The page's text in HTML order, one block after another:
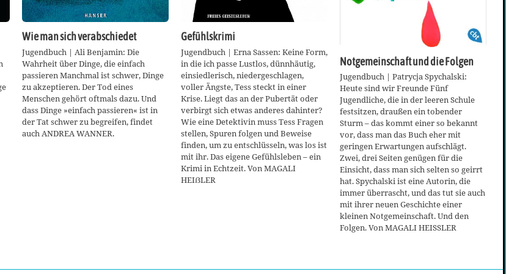
Wie man sich verabschiedet
Jugendbuch | Ali Benjamin: Die
Wahrheit über Dinge, die einfach
passieren Manchmal ist schwer, Dinge
zu akzeptieren. Der Tod eines
Menschen gehört oftmals dazu. Und
dass Dinge »einfach passieren« ist in
der Tat schwer zu begreifen, findet
auch ANDREA WANNER.
Gefühlskrimi
Jugendbuch | Erna Sassen: Keine Form,
in die ich passe Lustlos, dünnhäutig,
einsiedlerisch, niedergeschlagen,
voller Ängste, Tess steckt in einer
Krise. Liegt das an der Pubertät oder
verbirgt sich etwas anderes dahinter?
Wie eine Detektivin muss Tess Fragen
stellen, Spuren folgen und Beweise
finden, um zu entschlüsseln, was los ist
mit ihr. Das eigene Gefühlsleben – ein
Krimi in Echtzeit. Von MAGALI
HEIẞLER
Notgemeinschaft und die Folgen
Jugendbuch | Patrycja Spychalski:
Heute sind wir Freunde Fünf
Jugendliche, die in der leeren Schule
festsitzen, draußen ein tobender
Sturm – das kommt einer so bekannt
vor, dass man das Buch eher mit
geringen Erwartungen aufschlägt.
Zwei, drei Seiten genügen für die
Einsicht, dass man sich selten so geirrt
hat. Spychalski ist eine Autorin, die
immer überrascht, und das tut sie auch
mit ihrer neuen Geschichte einer
kleinen Notgemeinschaft. Und den
Folgen. Von MAGALI HEISSLER